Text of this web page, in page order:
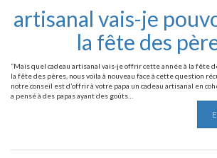
artisanal vais-je
la fête des
“Mais quel cadeau artisanal vais-je offrir cette année à la fête
la fête des pères, nous voila à nouveau face à cette question
notre conseil est d’offrir à votre papa un cadeau artisanal en
a pensé à des papas ayant des goûts…